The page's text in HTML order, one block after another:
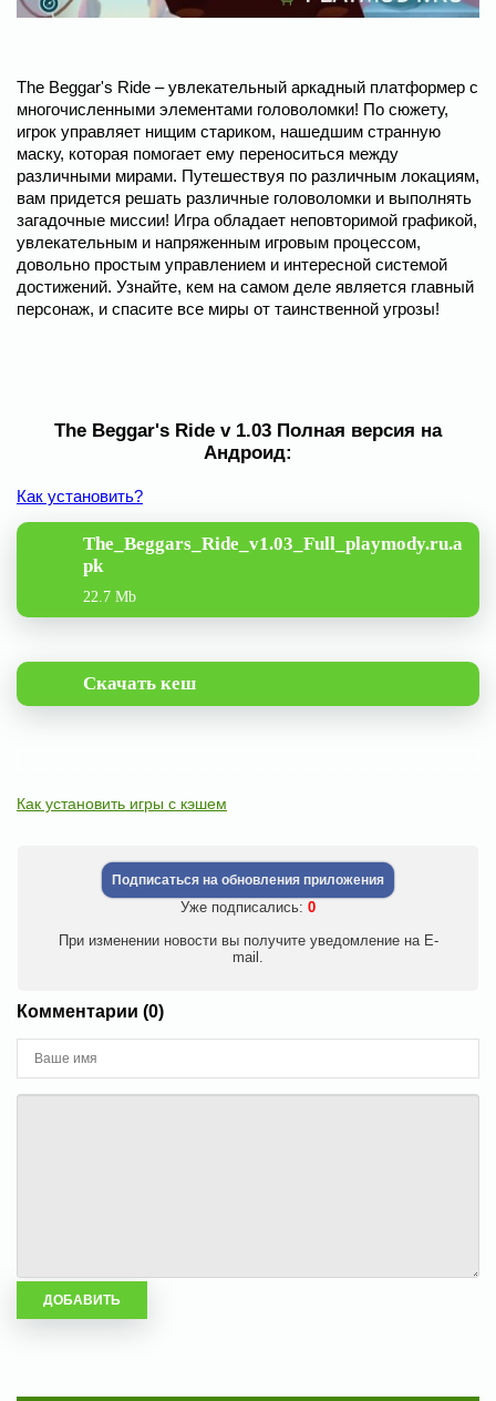
The Beggar's Ride – увлекательный аркадный платформер с
многочисленными элементами головоломки! По сюжету,
игрок управляет нищим стариком, нашедшим странную
маску, которая помогает ему переноситься между
различными мирами. Путешествуя по различным локациям,
вам придется решать различные головоломки и выполнять
загадочные миссии! Игра обладает неповторимой графикой,
увлекательным и напряженным игровым процессом,
довольно простым управлением и интересной системой
достижений. Узнайте, кем на самом деле является главный
персонаж, и спасите все миры от таинственной угрозы!
The Beggar's Ride v 1.03 Полная версия на
Андроид:
Как установить?
The_Beggars_Ride_v1.03_Full_playmody.ru.a
pk
22.7 Mb
Скачать кеш
Как установить игры с кэшем
Подписаться на обновления приложения
Уже подписались: 0
При изменении новости вы получите уведомление на E-
mail.
Комментарии (0)